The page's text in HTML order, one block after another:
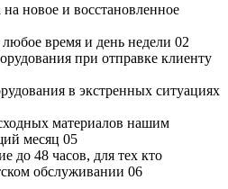
на новое и восстановленное
любое время и день недели 02
при отправке клиенту
в экстренных ситуациях
материалов нашим
месяц 05
до 48 часов, для тех кто
обслуживании 06